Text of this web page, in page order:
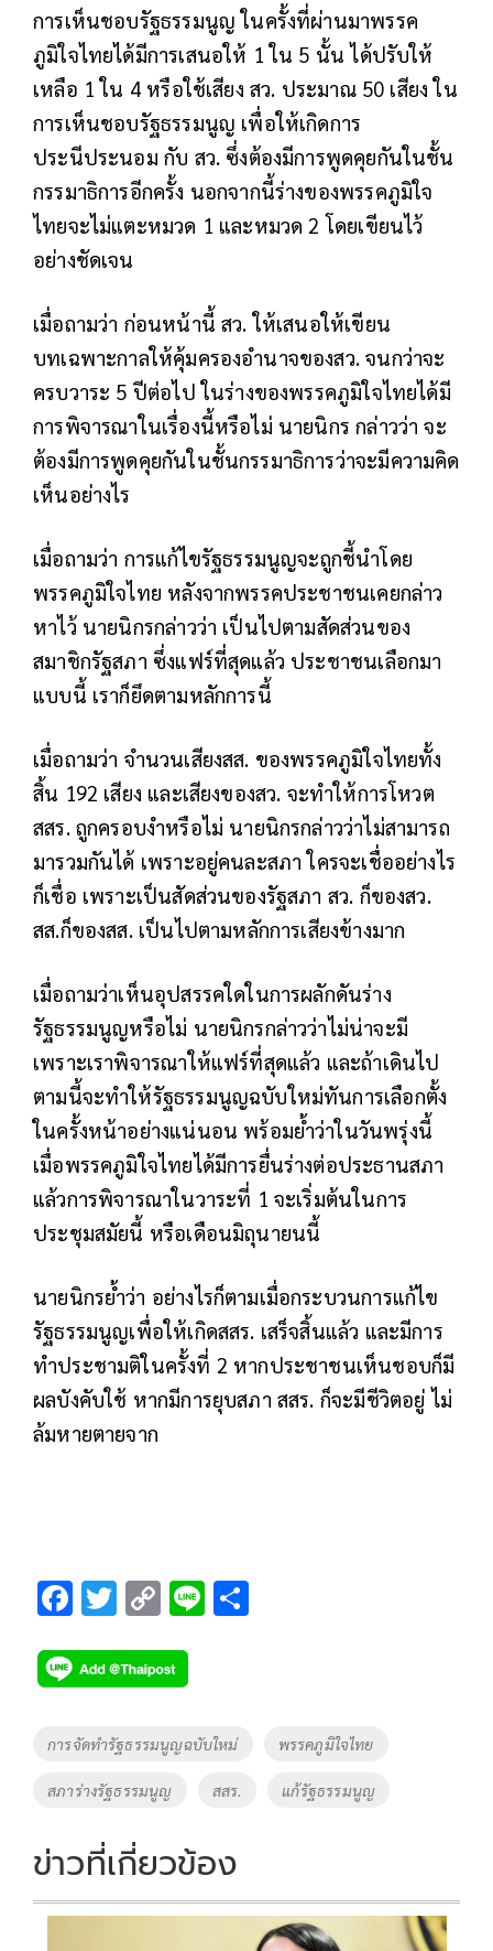
การเห็นชอบรัฐธรรมนูญ ในครั้งที่ผ่านมาพรรค
ภูมิใจไทยได้มีการเสนอให้ 1 ใน 5 นั้น ได้ปรับให้
เหลือ 1 ใน 4 หรือใช้เสียง สว. ประมาณ 50 เสียง ใน
การเห็นชอบรัฐธรรมนูญ เพื่อให้เกิดการ
ประนีประนอม กับ สว. ซึ่งต้องมีการพูดคุยกันในชั้น
กรรมาธิการอีกครั้ง นอกจากนี้ร่างของพรรคภูมิใจ
ไทยจะไม่แตะหมวด 1 และหมวด 2 โดยเขียนไว้
อย่างชัดเจน
เมื่อถามว่า ก่อนหน้านี้ สว. ให้เสนอให้เขียน
บทเฉพาะกาลให้คุ้มครองอำนาจของสว. จนกว่าจะ
ครบวาระ 5 ปีต่อไป ในร่างของพรรคภูมิใจไทยได้มี
การพิจารณาในเรื่องนี้หรือไม่ นายนิกร กล่าวว่า จะ
ต้องมีการพูดคุยกันในชั้นกรรมาธิการว่าจะมีความคิด
เห็นอย่างไร
เมื่อถามว่า การแก้ไขรัฐธรรมนูญจะถูกชี้นำโดย
พรรคภูมิใจไทย หลังจากพรรคประชาชนเคยกล่าว
หาไว้ นายนิกรกล่าวว่า เป็นไปตามสัดส่วนของ
สมาชิกรัฐสภา ซึ่งแฟร์ที่สุดแล้ว ประชาชนเลือกมา
แบบนี้ เราก็ยึดตามหลักการนี้
เมื่อถามว่า จำนวนเสียงสส. ของพรรคภูมิใจไทยทั้ง
สิ้น 192 เสียง และเสียงของสว. จะทำให้การโหวต
สสร. ถูกครอบงำหรือไม่ นายนิกรกล่าวว่าไม่สามารถ
มารวมกันได้ เพราะอยู่คนละสภา ใครจะเชื่ออย่างไร
ก็เชื่อ เพราะเป็นสัดส่วนของรัฐสภา สว. ก็ของสว.
สส.ก็ของสส. เป็นไปตามหลักการเสียงข้างมาก
เมื่อถามว่าเห็นอุปสรรคใดในการผลักดันร่าง
รัฐธรรมนูญหรือไม่ นายนิกรกล่าวว่าไม่น่าจะมี
เพราะเราพิจารณาให้แฟร์ที่สุดแล้ว และถ้าเดินไป
ตามนี้จะทำให้รัฐธรรมนูญฉบับใหม่ทันการเลือกตั้ง
ในครั้งหน้าอย่างแน่นอน พร้อมย้ำว่าในวันพรุ่งนี้
เมื่อพรรคภูมิใจไทยได้มีการยื่นร่างต่อประธานสภา
แล้วการพิจารณาในวาระที่ 1 จะเริ่มต้นในการ
ประชุมสมัยนี้ หรือเดือนมิถุนายนนี้
นายนิกรย้ำว่า อย่างไรก็ตามเมื่อกระบวนการแก้ไข
รัฐธรรมนูญเพื่อให้เกิดสสร. เสร็จสิ้นแล้ว และมีการ
ทำประชามติในครั้งที่ 2 หากประชาชนเห็นชอบก็มี
ผลบังคับใช้ หากมีการยุบสภา สสร. ก็จะมีชีวิตอยู่ ไม่
ล้มหายตายจาก
F
e
b
o
o
k
T
tt
er
C
p
y
Li
k
Li
Tags
การจัดทำรัฐธรรมนูญฉบับใหม่ พรรคภูมิใจไทย
สภาร่างรัฐธรรมนูญ สสร. แก้รัฐธรรมนูญ
ข่าวที่เกี่ยวข้อง